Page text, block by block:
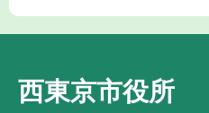
西東京市役所